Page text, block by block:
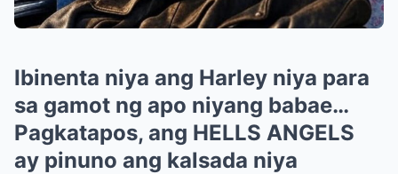
Ibinenta niya ang Harley niya para
sa gamot ng apo niyang babae…
Pagkatapos, ang HELLS ANGELS
ay pinuno ang kalsada niya